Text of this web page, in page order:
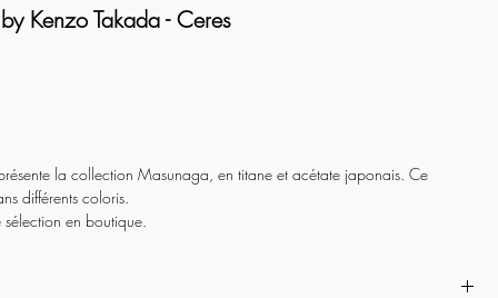
Kenzo Takada - Ceres
la collection Masunaga, en titane et acétate japonais. Ce
différents coloris.
sélection en boutique.